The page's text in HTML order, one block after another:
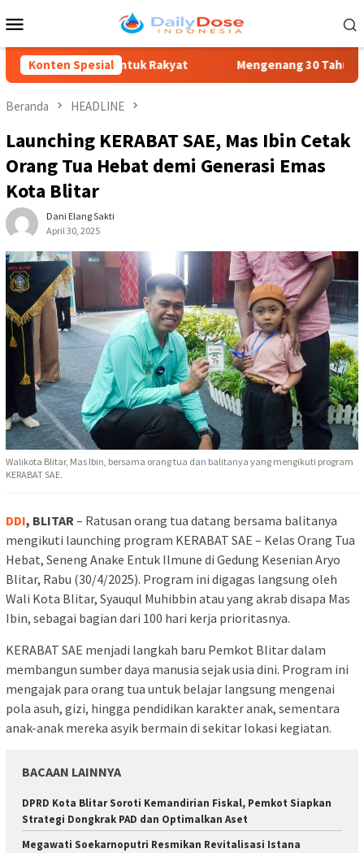
ke
Mobile
Konten Spesial
untuk Rakyat Mengenang 30 Tahun Tragedi
Beranda HEADLINE
Launching KERABAT SAE, Mas Ibin Cetak
Orang Tua Hebat demi Generasi Emas
Kota Blitar
Dani Elang Sakti
April 30, 2025
Walikota Blitar, Mas Ibin, bersama orang tua dan balitanya yang mengikuti program
KERABAT SAE.
DDI, BLITAR– Ratusan orang tua datang bersama balitanya
mengikuti launching program KERABAT SAE – Kelas Orang Tua
Hebat, Seneng Anake Entuk Ilmune di Gedung Kesenian Aryo
Blitar, Rabu (30/4/2025). Program ini digagas langsung oleh
Wali Kota Blitar, Syauqul Muhibbin atau yang akrab disapa Mas
Ibin, sebagai bagian dari 100 hari kerja prioritasnya.
KERABAT SAE menjadi langkah baru Pemkot Blitar dalam
membangun sumber daya manusia sejak usia dini. Program ini
mengajak para orang tua untuk belajar langsung mengenai
pola asuh, gizi, hingga pendidikan karakter anak, sementara
anak-anak mereka asyik bermain di sekitar lokasi kegiatan.
BACAAN LAINNYA
DPRD Kota Blitar Soroti Kemandirian Fiskal, Pemkot Siapkan
Strategi Dongkrak PAD dan Optimalkan Aset
Megawati Soekarnoputri Resmikan Revitalisasi Istana